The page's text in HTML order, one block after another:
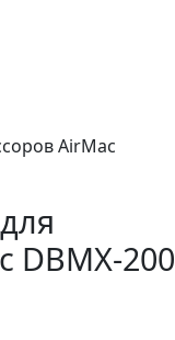
AirMac
DBMX-200